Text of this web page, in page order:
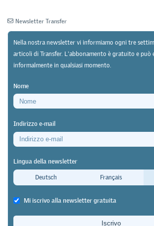
Newsletter Archivio
30/07/25
Studio longitudinale sulle
L’idea di essere
indipendenti nasce in
Transfer
Le madri e i padri che apprezzano il
Newsletter Transfer
Nella nostra newsletter vi informiamo ogni tre
articoli di Transfer. L'abbonamento è gratuito e può
informalmente in qualsiasi momento.
Nome
Indirizzo e-mail
Lingua della newsletter
Deutsch
Français
Mi iscrivo alla newsletter gratuita